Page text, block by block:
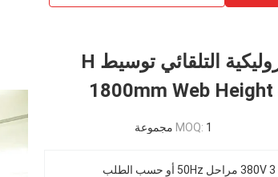
HZL-1800 الهيدروليكية التلقائي توسيط H
MOQ: 1 مجموعة
380V 3 مراحل 50Hz أو حسب الطلب